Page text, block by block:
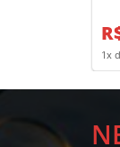
1x